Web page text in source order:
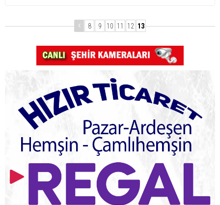
8 9 10 11 12 13